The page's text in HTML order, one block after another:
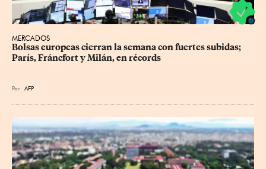
MERCADOS
Bolsas europeas cierran la semana con fuertes subidas;
París, Fráncfort y Milán, en récords
Por AFP